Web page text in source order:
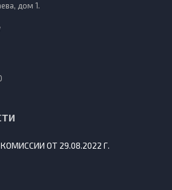
дом 1.
ОТ 29.08.2022 Г.